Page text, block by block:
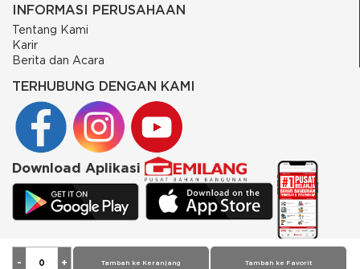
Tambah ke Keranjang Tambah ke Favorit
INFORMASI PERUSAHAAN
Tentang Kami
Karir
Berita dan Acara
TERHUBUNG DENGAN KAMI
Download Aplikasi
© 2026 PT Putra Gemilang Prima. All rights reserved